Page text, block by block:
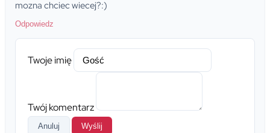
mozna chciec wiecej?:)
Odpowiedz
Twoje imię
Twój komentarz
Anuluj Wyślij